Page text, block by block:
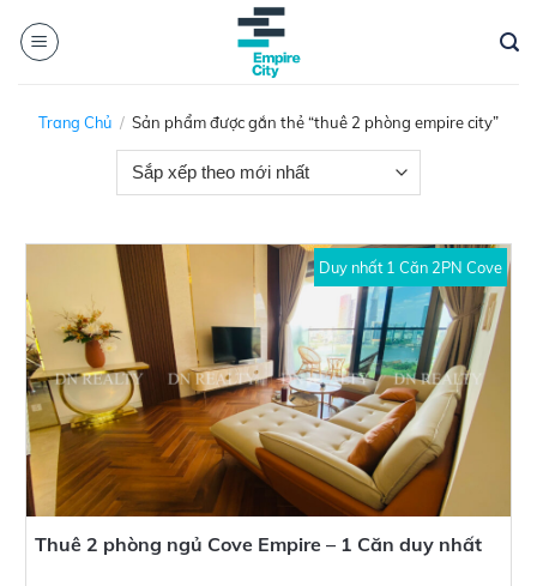
Trang Chủ / Sản phẩm được gắn thẻ “thuê 2 phòng empire city”
Duy nhất 1 Căn 2PN Cove
Thuê 2 phòng ngủ Cove Empire – 1 Căn duy nhất